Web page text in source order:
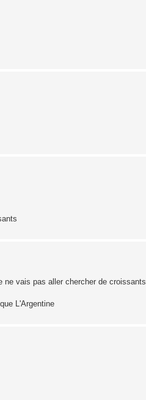
vais pas aller chercher de croissants
L'Argentine